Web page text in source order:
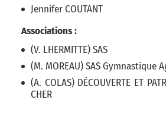
Jennifer COUTANT
Associations :
(V. LHERMITTE) SAS
(M. MOREAU) SAS Gymnastique
(A. COLAS) DÉCOUVERTE ET
CHER